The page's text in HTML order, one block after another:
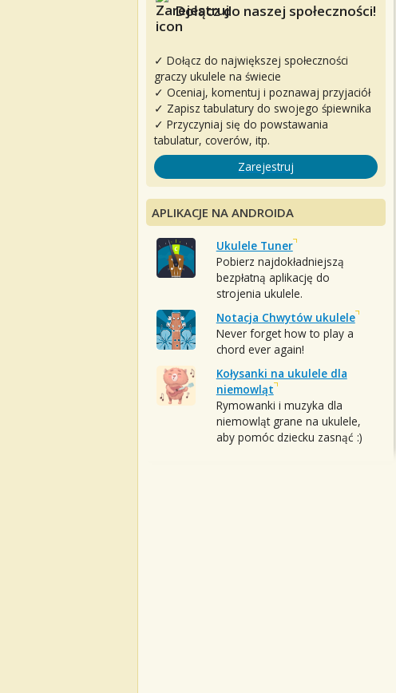
Dołącz do naszej społeczności!
✓ Dołącz do największej społeczności
graczy ukulele na świecie
✓ Oceniaj, komentuj i poznawaj przyjaciół
✓ Zapisz tabulatury do swojego śpiewnika
✓ Przyczyniaj się do powstawania
tabulatur, coverów, itp.
Zarejestruj
APLIKACJE NA ANDROIDA
Ukulele Tuner
Pobierz najdokładniejszą
bezpłatną aplikację do
strojenia ukulele.
Notacja Chwytów ukulele
Never forget how to play a
chord ever again!
Kołysanki na ukulele dla
niemowląt
Rymowanki i muzyka dla
niemowląt grane na ukulele,
aby pomóc dziecku zasnąć :)